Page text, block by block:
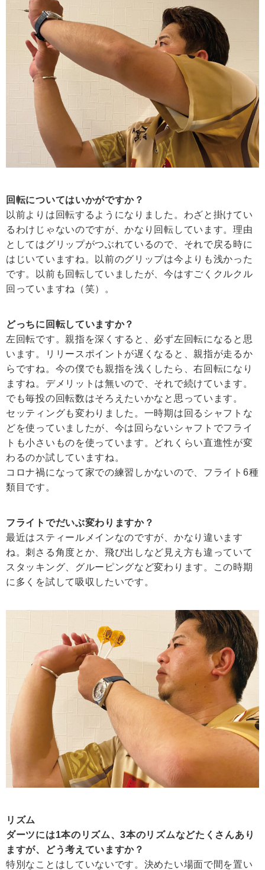
回転についてはいかがですか？
以前よりは回転するようになりました。わざと掛けてい
るわけじゃないのですが、かなり回転しています。理由
としてはグリップがつぶれているので、それで戻る時に
はじいていますね。以前のグリップは今よりも浅かった
です。以前も回転していましたが、今はすごくクルクル
回っていますね（笑）。
どっちに回転していますか？
左回転です。親指を深くすると、必ず左回転になると思
います。リリースポイントが遅くなると、親指が走るか
らですね。今の僕でも親指を浅くしたら、右回転になり
ますね。デメリットは無いので、それで続けています。
でも毎投の回転数はそろえたいかなと思っています。
セッティングも変わりました。一時期は回るシャフトな
どを使っていましたが、今は回らないシャフトでフライ
トも小さいものを使っています。どれくらい直進性が変
わるのか試していますね。
コロナ禍になって家での練習しかないので、フライト6種
類目です。
フライトでだいぶ変わりますか？
最近はスティールメインなのですが、かなり違います
ね。刺さる角度とか、飛び出しなど見え方も違っていて
スタッキング、グルーピングなど変わります。この時期
に多くを試して吸収したいです。
リズム
ダーツには1本のリズム、3本のリズムなどたくさんあり
ますが、どう考えていますか？
特別なことはしていないです。決めたい場面で間を置い